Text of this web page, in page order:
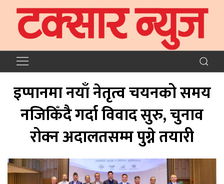
इप्पानमा नयाँ नेतृत्व चयनको समय
नजिकिँदै गर्दा विवाद सुरु, चुनाव
रोक्न अदालतसम्म पुग्ने तयारी